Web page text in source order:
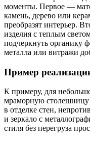
моменты. Первое —
камень, дерево или
преобразят интерьер.
изделия с теплым
подчеркнуть органику
металла или витражи
Пример
К примеру, для
мраморную столешницу
в отделке стен,
и зеркало с
стиля без перегруза